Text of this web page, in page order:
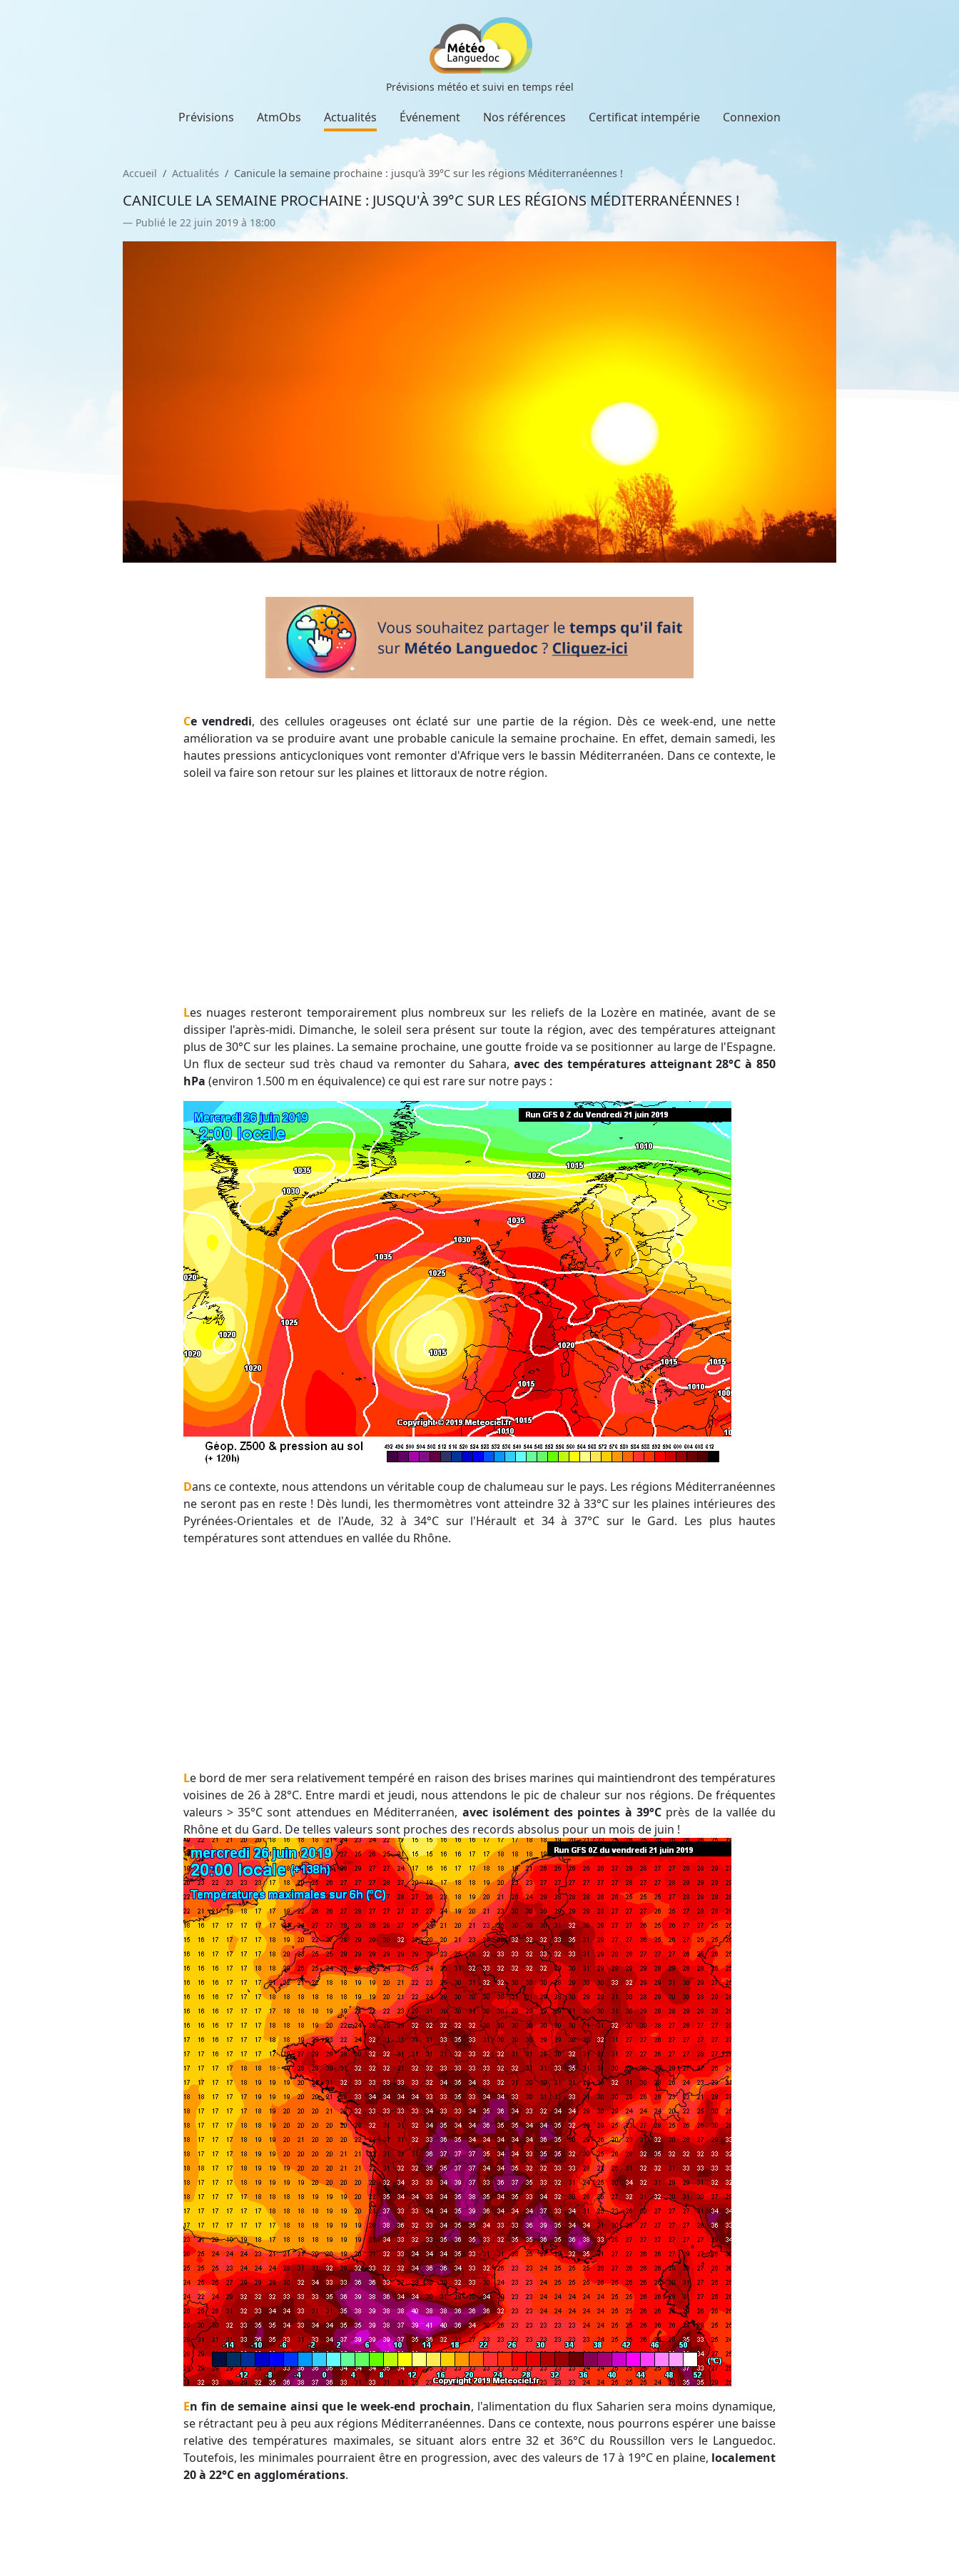
Prévisions météo et suivi en temps réel
Prévisions AtmObs Actualités Événement Nos références Certificat intempérie Connexion
Accueil Actualités Canicule la semaine prochaine : jusqu'à 39°C sur les régions Méditerranéennes !
CANICULE LA SEMAINE PROCHAINE : JUSQU'À 39°C SUR LES RÉGIONS MÉDITERRANÉENNES !
Publié le 22 juin 2019 à 18:00
Ce vendredi, des cellules orageuses ont éclaté sur une partie de la région. Dès ce week-end, une nette
amélioration va se produire avant une probable canicule la semaine prochaine. En effet, demain samedi, les
hautes pressions anticycloniques vont remonter d'Afrique vers le bassin Méditerranéen. Dans ce contexte, le
soleil va faire son retour sur les plaines et littoraux de notre région.
Les nuages resteront temporairement plus nombreux sur les reliefs de la Lozère en matinée, avant de se
dissiper l'après-midi. Dimanche, le soleil sera présent sur toute la région, avec des températures atteignant
plus de 30°C sur les plaines. La semaine prochaine, une goutte froide va se positionner au large de l'Espagne.
Un flux de secteur sud très chaud va remonter du Sahara, avec des températures atteignant 28°C à 850
hPa (environ 1.500 m en équivalence) ce qui est rare sur notre pays :
Dans ce contexte, nous attendons un véritable coup de chalumeau sur le pays. Les régions Méditerranéennes
ne seront pas en reste ! Dès lundi, les thermomètres vont atteindre 32 à 33°C sur les plaines intérieures des
Pyrénées-Orientales et de l'Aude, 32 à 34°C sur l'Hérault et 34 à 37°C sur le Gard. Les plus hautes
températures sont attendues en vallée du Rhône.
Le bord de mer sera relativement tempéré en raison des brises marines qui maintiendront des températures
voisines de 26 à 28°C. Entre mardi et jeudi, nous attendons le pic de chaleur sur nos régions. De fréquentes
valeurs > 35°C sont attendues en Méditerranéen, avec isolément des pointes à 39°Cprès de la vallée du
Rhône et du Gard. De telles valeurs sont proches des records absolus pour un mois de juin !
En fin de semaine ainsi que le week-end prochain, l'alimentation du flux Saharien sera moins dynamique,
se rétractant peu à peu aux régions Méditerranéennes. Dans ce contexte, nous pourrons espérer une baisse
relative des températures maximales, se situant alors entre 32 et 36°C du Roussillon vers le Languedoc.
Toutefois, les minimales pourraient être en progression, avec des valeurs de 17 à 19°C en plaine, localement
20 à 22°C en agglomérations.